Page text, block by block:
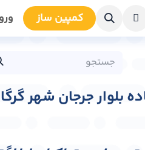
کمپین سا​​ز